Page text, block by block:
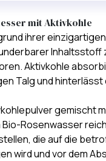
mit Aktivkohle
ihrer
Inhaltsstoff
. Aktivkohle
Talgund hinterlässt
gemischt
Rosenwasser
die auf die
wird und vor dem